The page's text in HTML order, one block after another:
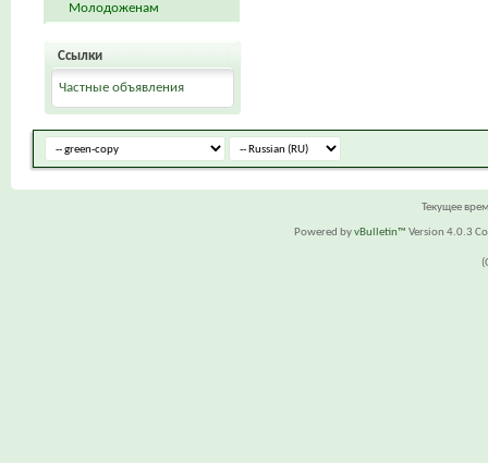
Молодоженам
Ссылки
Частные объявления
Текущее
Powered byvBulletin™ Version 4.0.3